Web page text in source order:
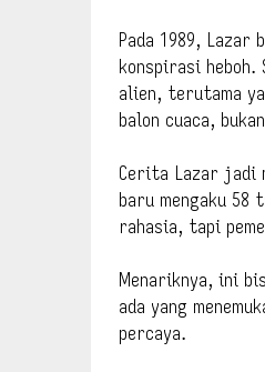
Pada 1989, Lazar
konspirasi heboh.
alien, terutama
balon cuaca,
Cerita Lazar jadi
baru mengaku 58
rahasia, tapi
Menariknya, ini
ada yang
percaya.